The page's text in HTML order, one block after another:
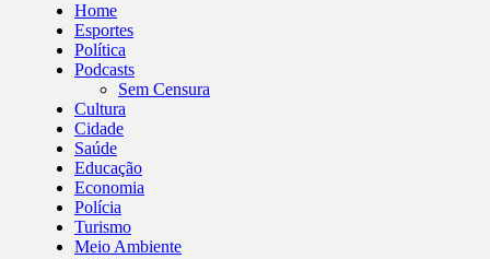
Home
Esportes
Política
Podcasts
Sem Censura
Cultura
Cidade
Saúde
Educação
Economia
Polícia
Turismo
Meio Ambiente